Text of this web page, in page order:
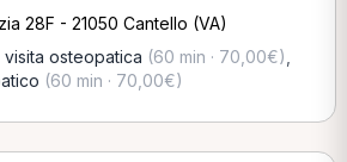
28F - 21050 Cantello (VA)
visita osteopatica (60 min · 70,00€)
(60 min · 70,00€)